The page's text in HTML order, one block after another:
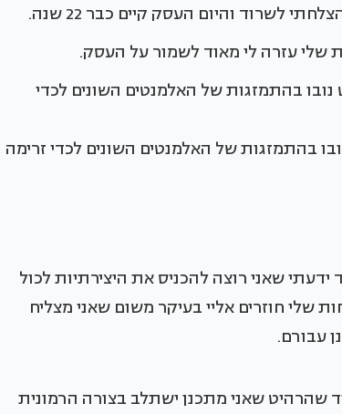
והיום העסק קיים כבר 22 שנה.
שלי עזרה לי מאוד לשמור על העסק.
בהתמזגות של האלמנטים השונים לכדי זרימה
שאני רוצה להכניס את היצירתיות לכול
שלי חוזרים אליי בעיקר משום שאני מצליח
עבורם.
שאני מתכנן ישתלב בצורה הרמונית